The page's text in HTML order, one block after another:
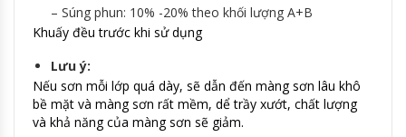
– Súng phun: 10% -20% theo khối lượng A+B
Khuấy đều trước khi sử dụng
Lưu ý:
Nếu sơn mỗi lớp quá dày, sẽ dẫn đến màng sơn lâu khô
bề mặt và màng sơn rất mềm, dể trầy xướt, chất lượng
và khả năng của màng sơn sẽ giảm.